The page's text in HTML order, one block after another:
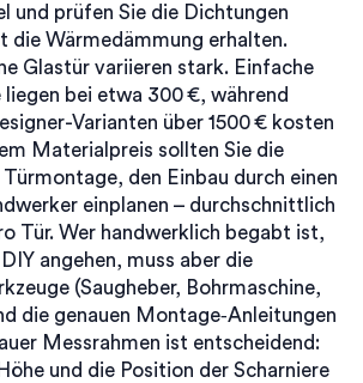
und prüfen Sie die Dichtungen
die Wärmedämmung erhalten.
Glastür variieren stark. Einfache
bei etwa 300 €, während
Varianten über 1500 € kosten
Materialpreis sollten Sie die
Türmontage, den Einbau durch einen
einplanen – durchschnittlich
Tür. Wer handwerklich begabt ist,
angehen, muss aber die
(Saugheber, Bohrmaschine,
die genauen Montage‑Anleitungen
Messrahmen ist entscheidend:
und die Position der Scharniere